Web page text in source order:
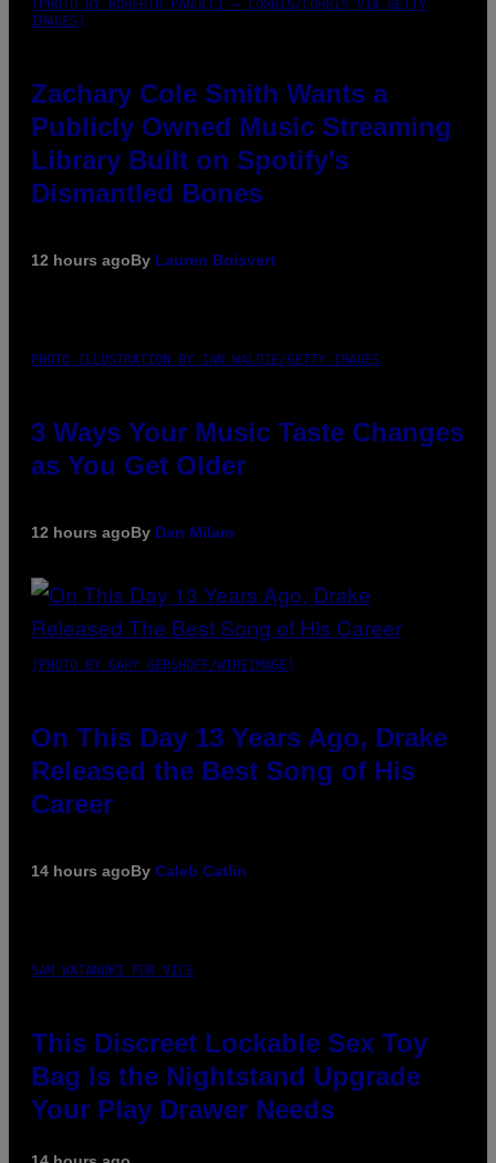
(PHOTO BY ROBERTO PANUCCI – CORBIS/CORBIS VIA GETTY
IMAGES)
Zachary Cole Smith Wants a
Publicly Owned Music Streaming
Library Built on Spotify’s
Dismantled Bones
12 hours agoBy Lauren Boisvert
PHOTO ILLUSTRATION BY IAN WALDIE/GETTY IMAGES
3 Ways Your Music Taste Changes
as You Get Older
12 hours agoBy Dan Milam
(PHOTO BY GARY GERSHOFF/WIREIMAGE)
On This Day 13 Years Ago, Drake
Released the Best Song of His
Career
14 hours agoBy Caleb Catlin
SAM WATANUKI FOR VICE
This Discreet Lockable Sex Toy
Bag Is the Nightstand Upgrade
Your Play Drawer Needs